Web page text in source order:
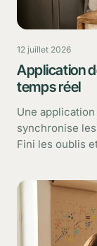
12 juillet 2026
Application
temps réel
Une
synchronise
Fini les oublis